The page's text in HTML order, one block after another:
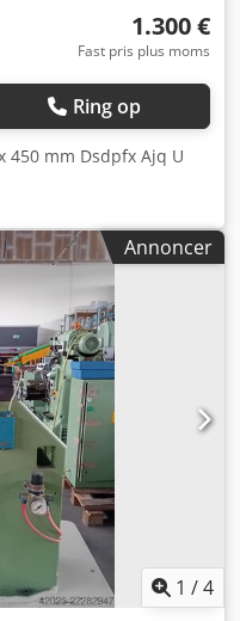
1.300 €
Fast pris plus moms
Ring op
450 mm Dsdpfx Ajq U
Annoncer
1 /4